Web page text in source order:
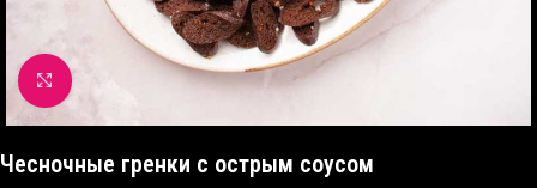
Click to enlarge
Чесночные гренки с острым соусом